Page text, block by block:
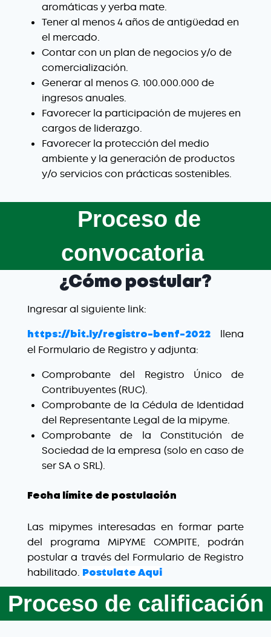
aromáticas y yerba mate.
Tener al menos 4 años de antigüedad en
el mercado.
Contar con un plan de negocios y/o de
comercialización.
Generar al menos G. 100.000.000 de
ingresos anuales.
Favorecer la participación de mujeres en
cargos de liderazgo.
Favorecer la protección del medio
ambiente y la generación de productos
y/o servicios con prácticas sostenibles.
Proceso de
convocatoria
¿Cómo postular?
Ingresar al siguiente link:
https://bit.ly/registro-benf-2022
llena
el Formulario de Registro y adjunta:
Comprobante del Registro Único de
Contribuyentes (RUC).
Comprobante de la Cédula de Identidad
del Representante Legal de la mipyme.
Comprobante de la Constitución de
Sociedad de la empresa (solo en caso de
ser SA o SRL).
Fecha límite de postulación
Las mipymes interesadas en formar parte
del programa MiPYME COMPITE, podrán
postular a través del Formulario de Registro
habilitado. Postulate Aqui
Proceso de calificación